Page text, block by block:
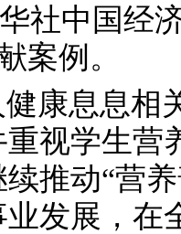
社中国经
案例。
康息息相
视学生营
续推动“营
发展，在